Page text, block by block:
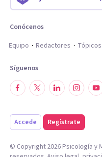
Conócenos
Equipo
Redactores Tópicos
Síguenos
Accede Regístrate
© Copyright 2026Psicología y